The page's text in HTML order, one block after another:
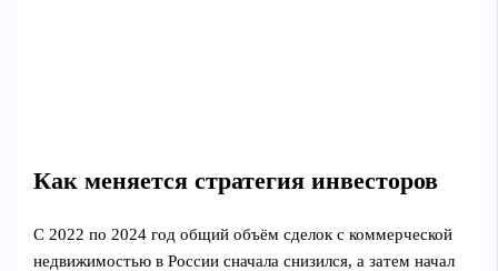
Как меняется стратегия инвесторов
С 2022 по 2024 год общий объём сделок с коммерческой
недвижимостью в России сначала снизился, а затем начал